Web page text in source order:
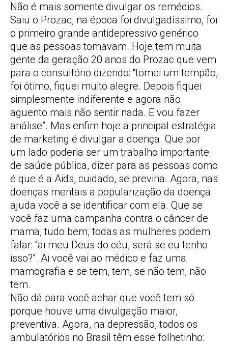
Não é mais somente divulgar os remédios.
Saiu o Prozac, na época foi divulgadíssimo, foi
o primeiro grande antidepressivo genérico
que as pessoas tomavam. Hoje tem muita
gente da geração 20 anos do Prozac que vem
para o consultório dizendo: “tomei um tempão,
foi ótimo, fiquei muito alegre. Depois fiquei
simplesmente indiferente e agora não
aguento mais não sentir nada. E vou fazer
análise”. Mas enfim hoje a principal estratégia
de marketing é divulgar a doença. Que por
um lado poderia ser um trabalho importante
de saúde pública, dizer para as pessoas como
é que é a Aids, cuidado, se previna. Agora, nas
doenças mentais a popularização da doença
ajuda você a se identificar com ela. Que se
você faz uma campanha contra o câncer de
mama, tudo bem, todas as mulheres podem
falar: “ai meu Deus do céu, será se eu tenho
isso?”. Ai você vai ao médico e faz uma
mamografia e se tem, tem, se não tem, não
tem.
Não dá para você achar que você tem só
porque houve uma divulgação maior,
preventiva. Agora, na depressão, todos os
ambulatórios no Brasil têm esse folhetinho: